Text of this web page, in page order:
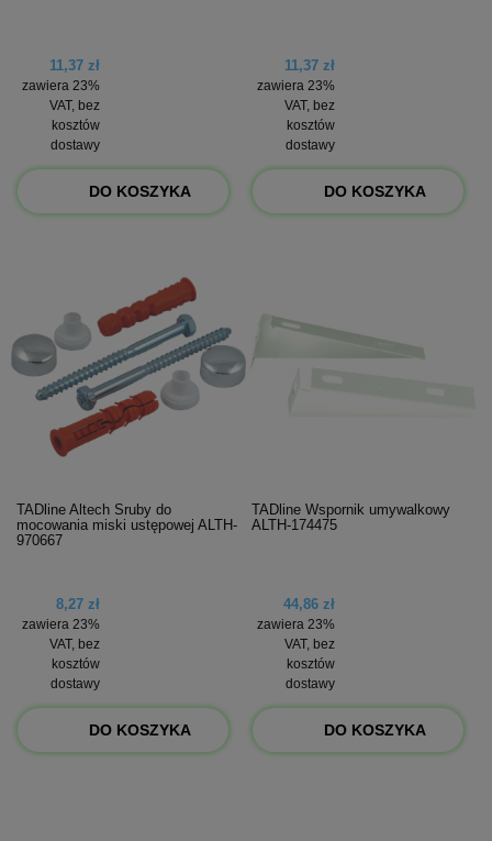
11,37 zł
zawiera 23%
VAT, bez
kosztów
dostawy
DO KOSZYKA
11,37 zł
zawiera 23%
VAT, bez
kosztów
dostawy
DO KOSZYKA
TADline Altech Śruby do
mocowania miski ustępowej ALTH-
970667
8,27 zł
zawiera 23%
VAT, bez
kosztów
dostawy
DO KOSZYKA
TADline Wspornik umywalkowy
ALTH-174475
44,86 zł
zawiera 23%
VAT, bez
kosztów
dostawy
DO KOSZYKA